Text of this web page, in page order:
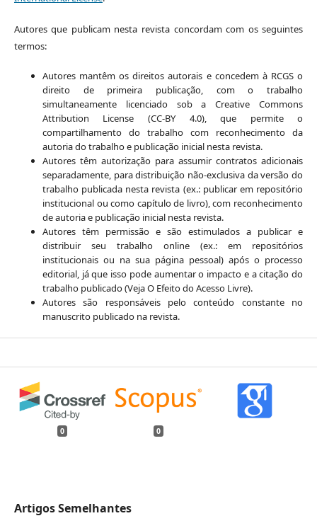
Autores que publicam nesta revista concordam com os seguintes
termos:
Autores mantêm os direitos autorais e concedem à RCGS o
direito de primeira publicação, com o trabalho
simultaneamente licenciado sob a Creative Commons
Attribution License (CC-BY 4.0), que permite o
compartilhamento do trabalho com reconhecimento da
autoria do trabalho e publicação inicial nesta revista.
Autores têm autorização para assumir contratos adicionais
separadamente, para distribuição não-exclusiva da versão do
trabalho publicada nesta revista (ex.: publicar em repositório
institucional ou como capítulo de livro), com reconhecimento
de autoria e publicação inicial nesta revista.
Autores têm permissão e são estimulados a publicar e
distribuir seu trabalho online (ex.: em repositórios
institucionais ou na sua página pessoal) após o processo
editorial, já que isso pode aumentar o impacto e a citação do
trabalho publicado (Veja O Efeito do Acesso Livre).
Autores são responsáveis pelo conteúdo constante no
manuscrito publicado na revista.
0 0
Artigos Semelhantes